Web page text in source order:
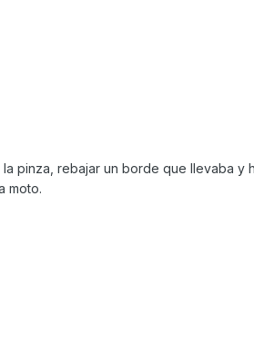
pinza, rebajar un borde que llevaba y
moto.